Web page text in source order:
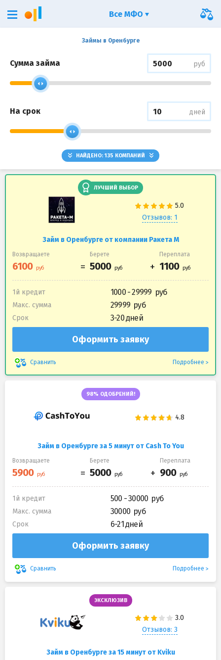
Займы в Оренбурге
Сумма займа руб
На срок дней
НАЙДЕНО:135 КОМПАНИЙ
ЛУЧШИЙ ВЫБОР
Отзывов: 1
Займ в Оренбурге от компании Ракета М
Возвращаете Берете Переплата
1й кредит 1000 - 29999
Макс. сумма 29999
Срок 3-20 дней
Оформить заявку
Сравнить Подробнее
98% ОДОБРЕНИЙ!
Займ в Оренбурге за 5 минут от Cash To You
Возвращаете Берете Переплата
1й кредит 500 - 30000
Макс. сумма 30000
Срок 6-21 дней
Оформить заявку
Сравнить Подробнее
ЭКСКЛЮЗИВ
Отзывов: 3
Займ в Оренбурге за 15 минут от Kviku
Все МФО